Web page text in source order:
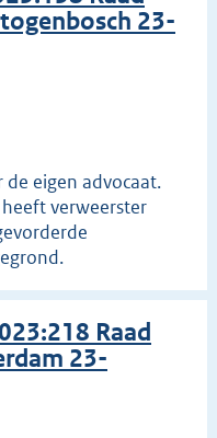
23-
de eigen advocaat.
verweerster
Raad
23-